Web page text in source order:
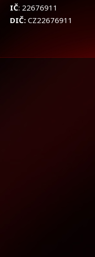
IČ: 22676911
DIČ: CZ22676911